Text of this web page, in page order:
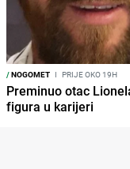
/NOGOMET I PRIJE OKO 19H
Preminuo otac
figura u karijeri